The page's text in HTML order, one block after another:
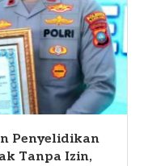
Penyelidikan
Tanpa Izin,